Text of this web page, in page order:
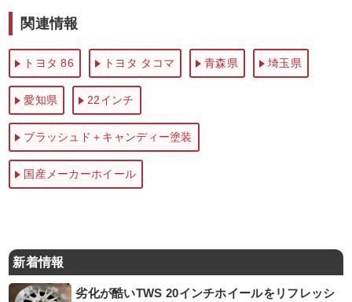
関連情報
トヨタ 86 トヨタ タコマ 青森県 埼玉県
愛知県 22インチ
ブラッシュド＋キャンディー塗装
国産メーカーホイール
新着情報
劣化が酷いTWS 20インチホイールをリフレッシ